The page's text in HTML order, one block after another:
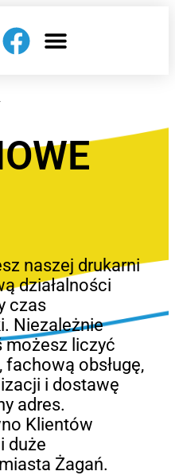
naszej drukarni
działalności
czas
Niezależnie
możesz liczyć
obsługę,
i dostawę
adres.
Klientów
duże
Żagań.